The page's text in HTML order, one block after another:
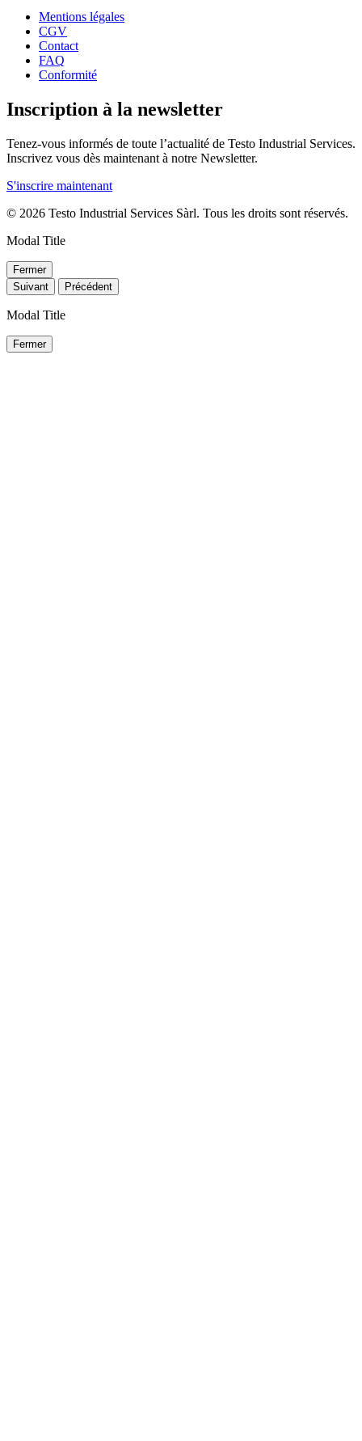
Mentions légales
CGV
Contact
FAQ
Conformité
Inscription à la newsletter
Tenez-vous informés de toute l’actualité de Testo Industrial Services.
Inscrivez vous dès maintenant à notre Newsletter.
S'inscrire maintenant
© 2026 Testo Industrial Services Sàrl. Tous les droits sont réservés.
Modal Title
Fermer
Suivant
Précédent
Modal Title
Fermer